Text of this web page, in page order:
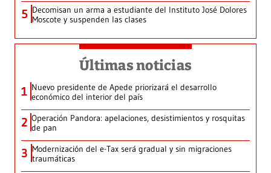
5 Decomisan un arma a estudiante del Instituto José Dolores
Moscote y suspenden las clases
Últimas noticias
1 Nuevo presidente de Apede priorizará el desarrollo
económico del interior del país
2 Operación Pandora: apelaciones, desistimientos y rosquitas
de pan
3 Modernización del e-Tax será gradual y sin migraciones
traumáticas